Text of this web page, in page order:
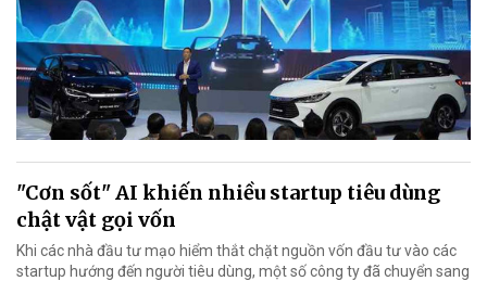
"Cơn sốt" AI khiến nhiều startup tiêu dùng
chật vật gọi vốn
Khi các nhà đầu tư mạo hiểm thắt chặt nguồn vốn đầu tư vào các
startup hướng đến người tiêu dùng, một số công ty đã chuyển sang